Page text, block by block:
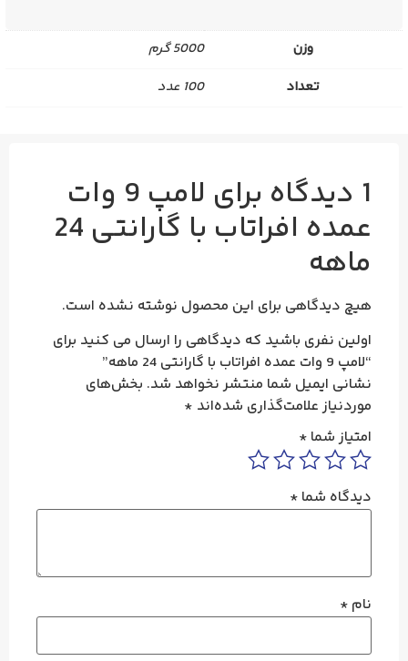
وزن
5000 گرم
تعداد
100 عدد
1 دیدگاه برای لامپ 9 وات
عمده افراتاب با گارانتی 24
ماهه
هیچ دیدگاهی برای این محصول نوشته نشده است.
اولین نفری باشید که دیدگاهی را ارسال می کنید برای
“لامپ 9 وات عمده افراتاب با گارانتی 24 ماهه”
نشانی ایمیل شما منتشر نخواهد شد. بخش‌های
موردنیاز علامت‌گذاری شده‌اند *
امتیاز شما *
دیدگاه شما *
نام *